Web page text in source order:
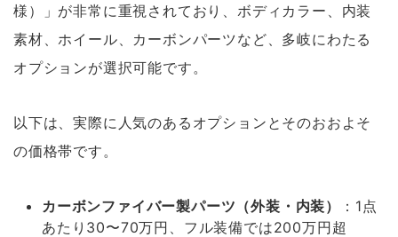
様）」が非常に重視されており、ボディカラー、内装
素材、ホイール、カーボンパーツなど、多岐にわたる
オプションが選択可能です。
以下は、実際に人気のあるオプションとそのおおよそ
の価格帯です。
カーボンファイバー製パーツ（外装・内装）
：1点
あたり30〜70万円、フル装備では200万円超